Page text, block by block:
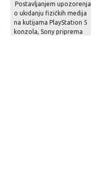
Postavljanjem upozorenja
o ukidanju fizičkih medija
na kutijama PlayStation 5
konzola, Sony priprema